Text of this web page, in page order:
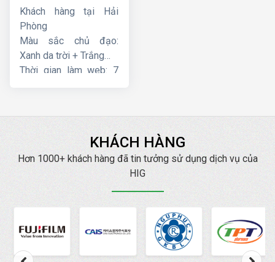
Khách hàng tại Hải
Phòng
Màu sắc chủ đạo:
Xanh da trời + Trắng
Thời gian làm web: 7
KHÁCH HÀNG
Hơn 1000+ khách hàng đã tin tưởng sử dụng dịch vụ của
HIG